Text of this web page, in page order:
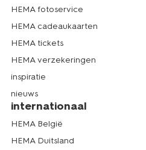
HEMA fotoservice
HEMA cadeaukaarten
HEMA tickets
HEMA verzekeringen
inspiratie
nieuws
internationaal
HEMA België
HEMA Duitsland